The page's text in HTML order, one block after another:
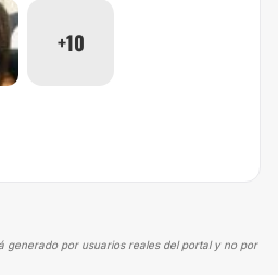
+10
generado por usuarios reales del portal y no por